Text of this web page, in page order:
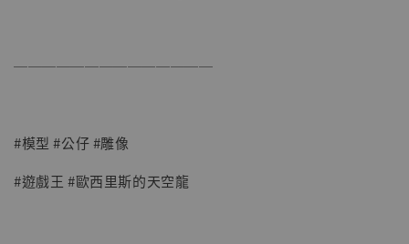
──────────────
#模型 #公仔 #雕像
#遊戲王 #歐西里斯的天空龍